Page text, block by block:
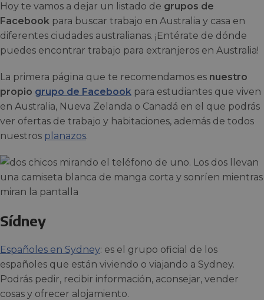
Hoy te vamos a dejar un listado de grupos de
Facebook para buscar trabajo en Australia y casa en
diferentes ciudades australianas. ¡Entérate de dónde
puedes encontrar trabajo para extranjeros en Australia!
La primera página que te recomendamos es nuestro
propio grupo de Facebook para estudiantes que viven
en Australia, Nueva Zelanda o Canadá en el que podrás
ver ofertas de trabajo y habitaciones, además de todos
nuestros planazos.
Sídney
Españoles en Sydney: es el grupo oficial de los
españoles que están viviendo o viajando a Sydney.
Podrás pedir, recibir información, aconsejar, vender
cosas y ofrecer alojamiento.